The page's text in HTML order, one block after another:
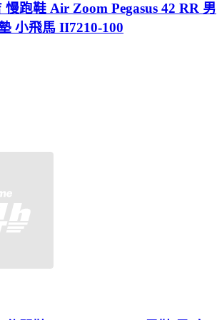
跑鞋 Air Zoom Pegasus 42 RR 男
小飛馬 II7210-100